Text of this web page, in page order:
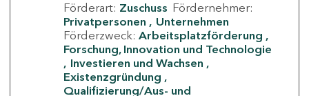
Förderart: Zuschuss Fördernehmer:
Privatpersonen
Unternehmen
Förderzweck: Arbeitsplatzförderung
Forschung, Innovation und Technologie
Investieren und Wachsen
Existenzgründung
Qualifizierung/Aus- und